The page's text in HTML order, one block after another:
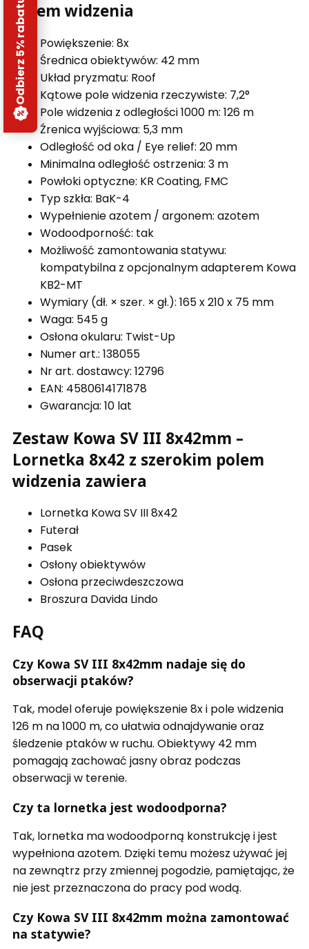
polem widzenia
Powiększenie: 8x
Średnica obiektywów: 42 mm
Układ pryzmatu: Roof
Kątowe pole widzenia rzeczywiste: 7,2°
Pole widzenia z odległości 1000 m: 126 m
Źrenica wyjściowa: 5,3 mm
Odległość od oka / Eye relief: 20 mm
Minimalna odległość ostrzenia: 3 m
Powłoki optyczne: KR Coating, FMC
Typ szkła: BaK-4
Wypełnienie azotem / argonem: azotem
Wodoodporność: tak
Możliwość zamontowania statywu:
kompatybilna z opcjonalnym adapterem Kowa
KB2-MT
Wymiary (dł. × szer. × gł.): 165 x 210 x 75 mm
Waga: 545 g
Osłona okularu: Twist-Up
Numer art.: 138055
Nr art. dostawcy: 12796
EAN: 4580614171878
Gwarancja: 10 lat
Zestaw Kowa SV III 8x42mm –
Lornetka 8x42 z szerokim polem
widzenia zawiera
Lornetka Kowa SV III 8x42
Futerał
Pasek
Osłony obiektywów
Osłona przeciwdeszczowa
Broszura Davida Lindo
FAQ
Czy Kowa SV III 8x42mm nadaje się do
obserwacji ptaków?
Tak, model oferuje powiększenie 8x i pole widzenia
126 m na 1000 m, co ułatwia odnajdywanie oraz
śledzenie ptaków w ruchu. Obiektywy 42 mm
pomagają zachować jasny obraz podczas
obserwacji w terenie.
Czy ta lornetka jest wodoodporna?
Tak, lornetka ma wodoodporną konstrukcję i jest
wypełniona azotem. Dzięki temu możesz używać jej
na zewnątrz przy zmiennej pogodzie, pamiętając, że
nie jest przeznaczona do pracy pod wodą.
Czy Kowa SV III 8x42mm można zamontować
na statywie?
Odbierz 5% rabatu